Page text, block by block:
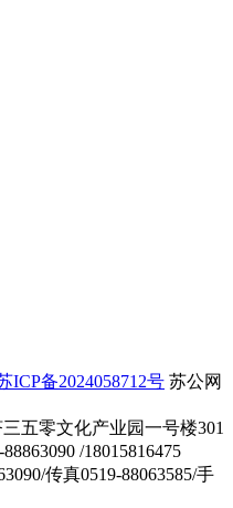
ICP备2024058712号 苏公网
五零文化产业园一号楼301
/18015816475
传真0519-88063585/手